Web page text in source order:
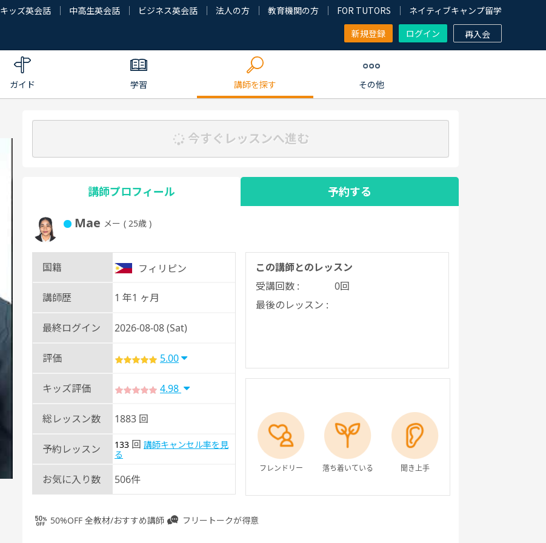
キッズ英会話 中高生英会話 ビジネス英会話 法人の方 教育機関の方 FOR TUTORS
ネイティブキャンプ留学
新規登録
ログイン 再入会
ガイド 学習 講師を探す その他
今すぐレッスンへ進む
講師プロフィール 予約する
Mae メー ( 25歳 )
国籍 フィリピン
講師歴 1 年1 ヶ月
最終ログイン 2026-08-08 (Sat)
評価 5.00
キッズ評価 4.98
総レッスン数 1883 回
予約レッスン 133 回 講師キャンセル率を見
る
お気に入り数 506件
この講師とのレッスン
受講回数 :
0回
最後のレッスン :
フレンドリー 落ち着いている 聞き上手
50%OFF 全教材/おすすめ講師 フリートークが得意